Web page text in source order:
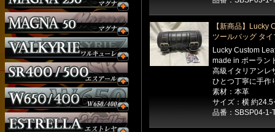
【新商品】Lucky
ツールバッグ タ
Lucky Custom
made in ポーラン
高級イタリアンレ
ひとつ丁寧に手作
素材：本革
サイズ：横 約
品番：SBSP04-1-